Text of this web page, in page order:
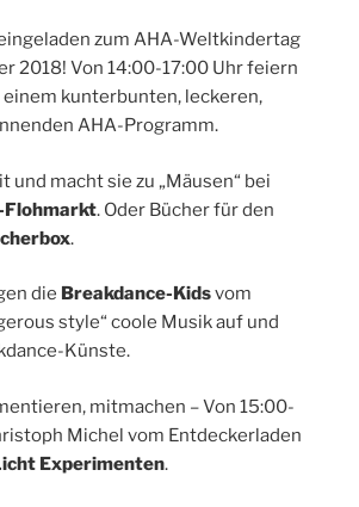
zum AHA-Weltkindertag
2018! Von 14:00-17:00 Uhr feiern
kunterbunten, leckeren,
AHA-Programm.
und macht sie zu „Mäusen“ bei
Flohmarkt. Oder Bücher für den
.
die Breakdance-Kidsvom
style“ coole Musik auf und
Künste.
mitmachen – Von 15:00-
Michel vom Entdeckerladen
Experimenten.